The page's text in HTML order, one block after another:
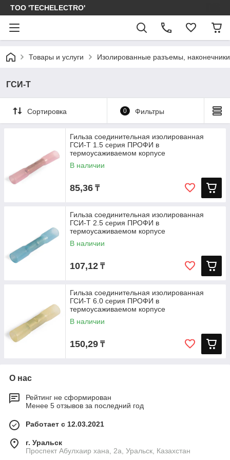
ТОО 'TECHELECTRO'
Товары и услуги Изолированные разъемы,
ГСИ-Т
Сортировка 0 Фильтры
Гильза соединительная изолированная
ГСИ-Т 1.5 серия ПРОФИ в
термоусаживаемом корпусе
В наличии
85,36 ₸
Гильза соединительная изолированная
ГСИ-Т 2.5 серия ПРОФИ в
термоусаживаемом корпусе
В наличии
107,12 ₸
Гильза соединительная изолированная
ГСИ-Т 6.0 серия ПРОФИ в
термоусаживаемом корпусе
В наличии
150,29 ₸
О нас
Рейтинг не сформирован
Менее 5 отзывов за последний год
Работает с 12.03.2021
г. Уральск
Проспект Абулхаир хана, 2а, Уральск, Казахстан